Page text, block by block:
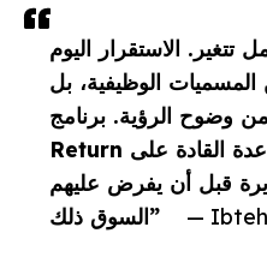
تتغير. الاستقرار اليوم
المسميات الوظيفية، بل
من وضوح الرؤية. برنامج The
Return وُجد لمساعدة القادة على
قبل أن يفرض عليهم
السوق ذلك”
—